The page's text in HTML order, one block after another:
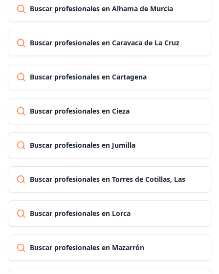
Buscar profesionales en Alhama de Murcia
Buscar profesionales en Caravaca de La Cruz
Buscar profesionales en Cartagena
Buscar profesionales en Cieza
Buscar profesionales en Jumilla
Buscar profesionales en Torres de Cotillas, Las
Buscar profesionales en Lorca
Buscar profesionales en Mazarrón